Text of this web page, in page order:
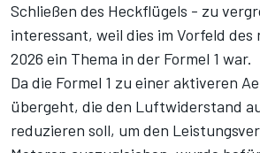
Schließen des Heckflügels - zu
interessant, weil dies im Vorfeld des
2026 ein Thema in der Formel 1 war.
Da die Formel 1 zu einer aktiveren
übergeht, die den Luftwiderstand
reduzieren soll, um den